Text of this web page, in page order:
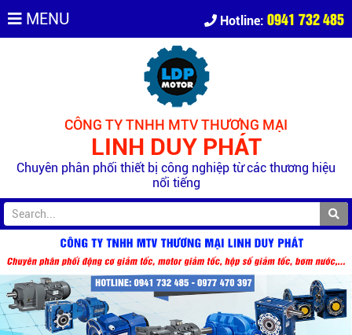
MENU Hotline: 0941 732 485
CÔNG TY TNHH MTV THƯƠNG MẠI
LINH DUY PHÁT
Chuyên phân phối thiết bị công nghiệp từ các thương hiệu
nổi tiếng